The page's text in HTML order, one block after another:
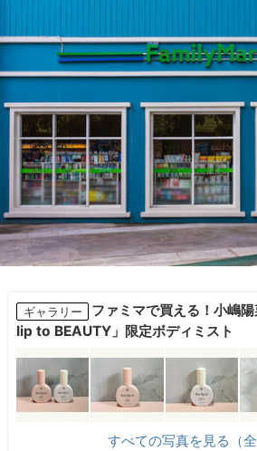
ギャラリー
ファミマで買える！小嶋
lip to BEAUTY」限定ボディミスト
すべての写真を見る（全